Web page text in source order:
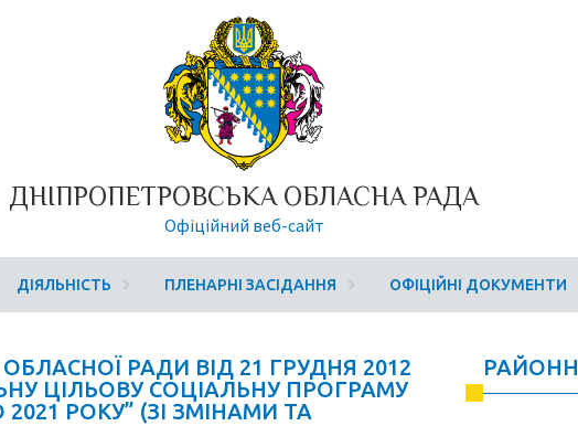
ДНІПРОПЕТРОВСЬКА ОБЛАСНА РАДА
Офіційний веб-сайт
ДІЯЛЬНІСТЬ ПЛЕНАРНІ ЗАСІДАННЯ ОФІЦІЙНІ ДОКУМЕНТИ
РАДИ ВІД 21 ГРУДНЯ 2012
ЦІЛЬОВУ СОЦІАЛЬНУ ПРОГРАМУ
РОКУ” (ЗІ ЗМІНАМИ ТА